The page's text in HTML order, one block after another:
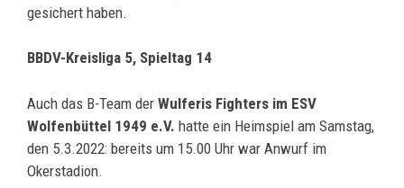
gesichert haben.
BBDV-Kreisliga 5, Spieltag 14
Auch das B-Team der Wulferis Fighters im ESV
Wolfenbüttel 1949 e.V. hatte ein Heimspiel am Samstag,
den 5.3.2022: bereits um 15.00 Uhr war Anwurf im
Okerstadion.